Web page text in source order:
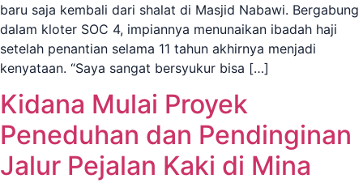
baru saja kembali dari shalat di Masjid Nabawi. Bergabung
dalam kloter SOC 4, impiannya menunaikan ibadah haji
setelah penantian selama 11 tahun akhirnya menjadi
kenyataan. “Saya sangat bersyukur bisa […]
Kidana Mulai Proyek
Peneduhan dan Pendinginan
Jalur Pejalan Kaki di Mina